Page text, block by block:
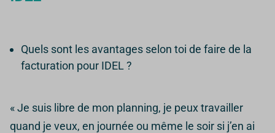
Quels sont les avantages selon toi de faire de la
facturation pour IDEL ?
« Je suis libre de mon planning, je peux travailler
quand je veux, en journée ou même le soir si j’en ai